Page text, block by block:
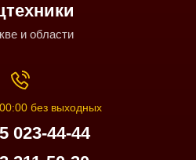
и области
без выходных
023-44-44